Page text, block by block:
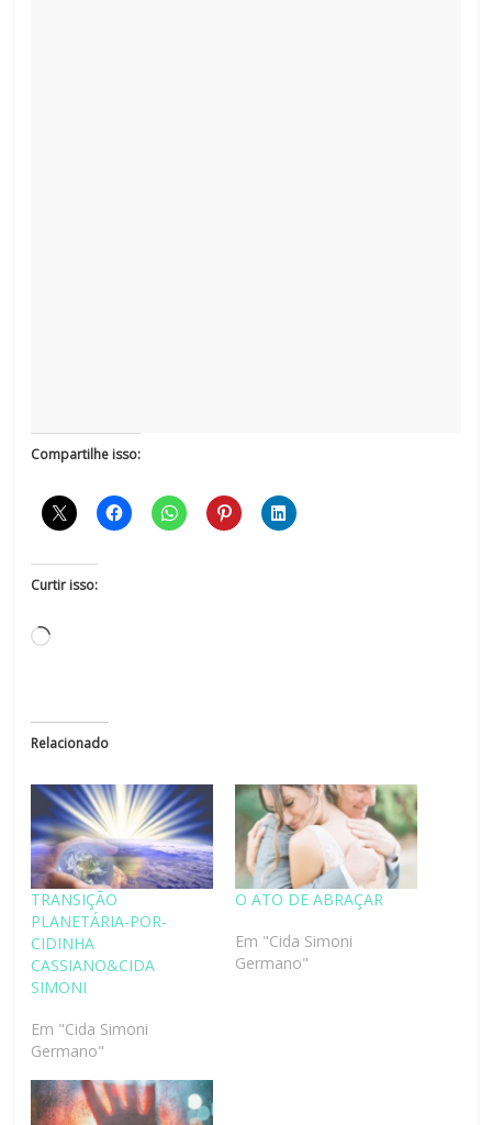
Compartilhe isso:
Curtir isso:
Relacionado
TRANSIÇÃO
PLANETÁRIA-POR-
CIDINHA
CASSIANO&CIDA
SIMONI
Em "Cida Simoni
Germano"
O ATO DE ABRAÇAR
Em "Cida Simoni
Germano"